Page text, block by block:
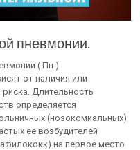
пневмонии.
( Пн )
от наличия или
Длительность
определяется
(нозокомиальных)
ее возбудителей
на первое место